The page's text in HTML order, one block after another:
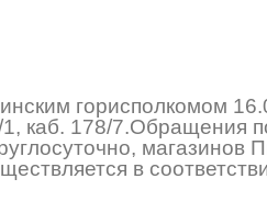
горисполкомом
каб. 178/7.Обращения
в